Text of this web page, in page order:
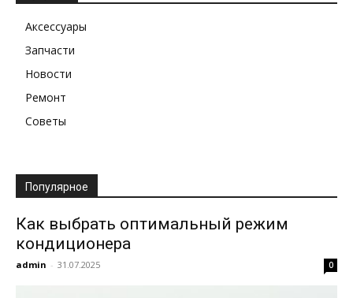
Аксессуары
Запчасти
Новости
Ремонт
Советы
Популярное
Как выбрать оптимальный режим
кондиционера
admin - 31.07.2025 0